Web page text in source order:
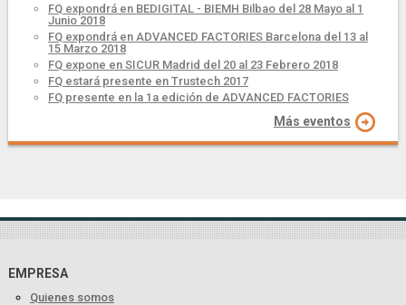
FQ expondrá en BEDIGITAL - BIEMH Bilbao del 28 Mayo al 1
Junio 2018
FQ expondrá en ADVANCED FACTORIES Barcelona del 13 al
15 Marzo 2018
FQ expone en SICUR Madrid del 20 al 23 Febrero 2018
FQ estará presente en Trustech 2017
FQ presente en la 1a edición de ADVANCED FACTORIES
Más eventos
EMPRESA
Quienes somos